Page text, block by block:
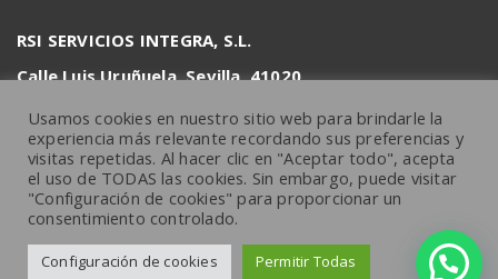
RSI SERVICIOS INTEGRA, S.L.
Calle Luis Uruñuela, Sevilla, 41020
Copyright © 2026 rcserviciosintegra.es |
Usamos cookies en nuestro sitio web para brindarle la
experiencia más relevante recordando sus preferencias y
visitas repetidas. Al hacer clic en "Aceptar todo", acepta
el uso de TODAS las cookies. Sin embargo, puede visitar
"Configuración de cookies" para proporcionar un
consentimiento controlado.
Configuración de cookies Permitir Todas